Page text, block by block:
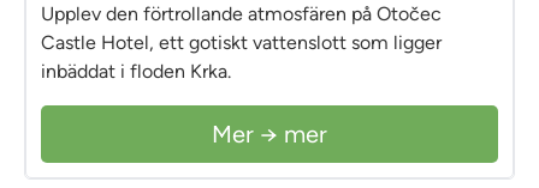
Upplev den förtrollande atmosfären på Otočec
Castle Hotel, ett gotiskt vattenslott som ligger
inbäddat i floden Krka.
Mer → mer